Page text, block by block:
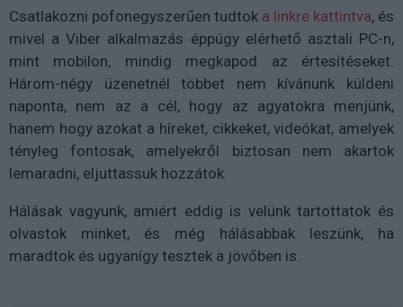
Csatlakozni pofonegyszerűen tudtok a linkre kattintva, és
mivel a Viber alkalmazás éppúgy elérhető asztali PC-n,
mint mobilon, mindig megkapod az értesítéseket.
Három-négy üzenetnél többet nem kívánunk küldeni
naponta, nem az a cél, hogy az agyatokra menjünk,
hanem hogy azokat a híreket, cikkeket, videókat, amelyek
tényleg fontosak, amelyekről biztosan nem akartok
lemaradni, eljuttassuk hozzátok.
Hálásak vagyunk, amiért eddig is velünk tartottatok és
olvastok minket, és még hálásabbak leszünk, ha
maradtok és ugyanígy tesztek a jövőben is.